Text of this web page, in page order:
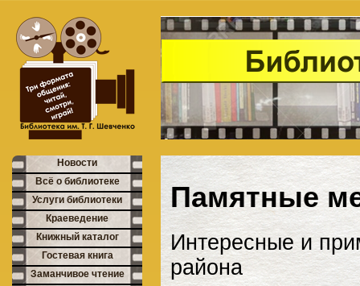
Памятные
Интересные и
района
Новости
Всё о библиотеке
Услуги библиотеки
Краеведение
Книжный каталог
Гостевая книга
Заманчивое чтение